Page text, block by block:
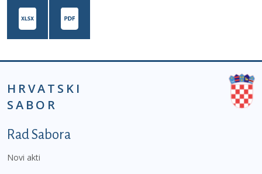
HRVATSKI
SABOR
Podnožje prvi izbornik
Rad Sabora
Novi akti